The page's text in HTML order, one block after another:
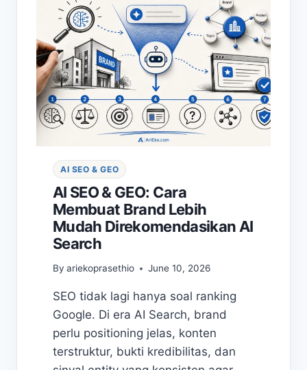
AI SEO & GEO
AI SEO & GEO: Cara
Membuat Brand Lebih
Mudah Direkomendasikan AI
Search
By ariekoprasethio June 10, 2026
SEO tidak lagi hanya soal ranking
Google. Di era AI Search, brand
perlu positioning jelas, konten
terstruktur, bukti kredibilitas, dan